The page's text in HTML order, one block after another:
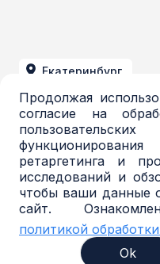
Продолжая
согласие на
ретаргетинга и
исследований и
чтобы ваши данные
сайт.
политикой
Ok
Екатеринбург
+7 (343) 379-03-71
azur@azur-opt.ru
© 2016-2026,
Политика в